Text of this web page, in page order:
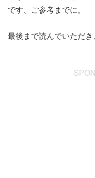
です、ご参考までに。
最後まで読んでいただき